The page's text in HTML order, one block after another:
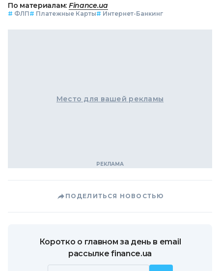
По материалам: Finance.ua
# ФЛП# Платежные Карты# Интернет-Банкинг
Место для вашей рекламы
ПОДЕЛИТЬСЯ НОВОСТЬЮ
Коротко о главном за день в email
рассылке finance.ua